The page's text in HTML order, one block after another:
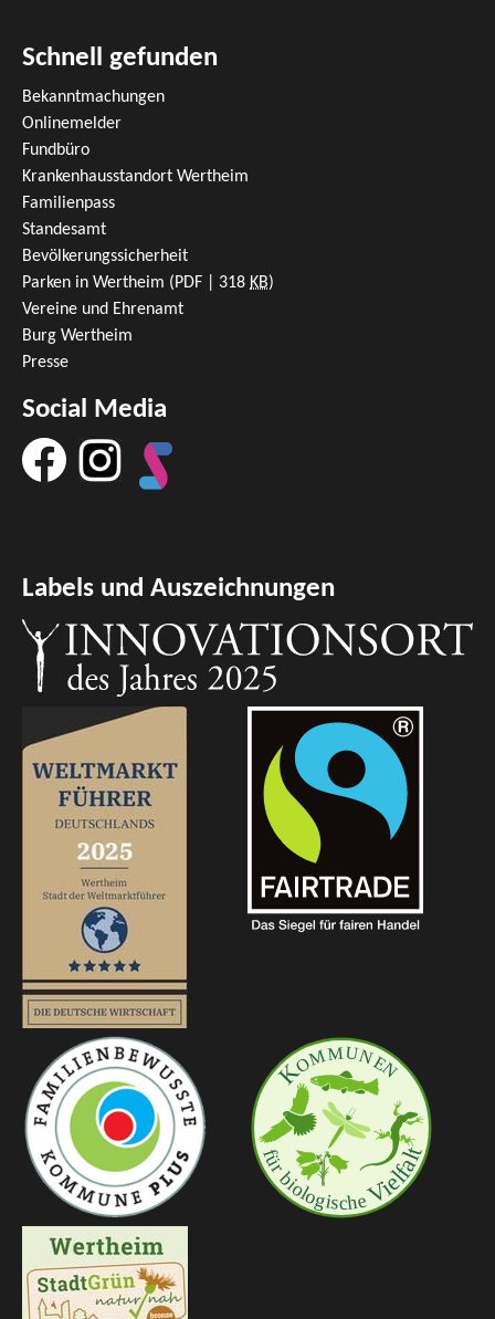
Schnell gefunden
Bekanntmachungen
Onlinemelder
Fundbüro
Krankenhausstandort Wertheim
Familienpass
Standesamt
Bevölkerungssicherheit
Parken in Wertheim (PDF | 318 KB)
Vereine und Ehrenamt
Burg Wertheim
Presse
Social Media
Labels und Auszeichnungen